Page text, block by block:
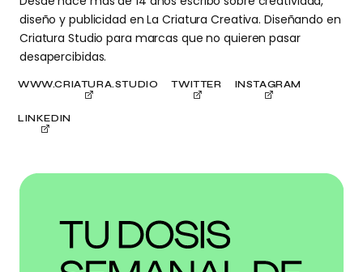
diseño y publicidad en La Criatura Creativa. Diseñando en
Criatura Studio para marcas que no quieren pasar
desapercibidas.
WWW.CRIATURA.STUDIO TWITTER INSTAGRAM
LINKEDIN